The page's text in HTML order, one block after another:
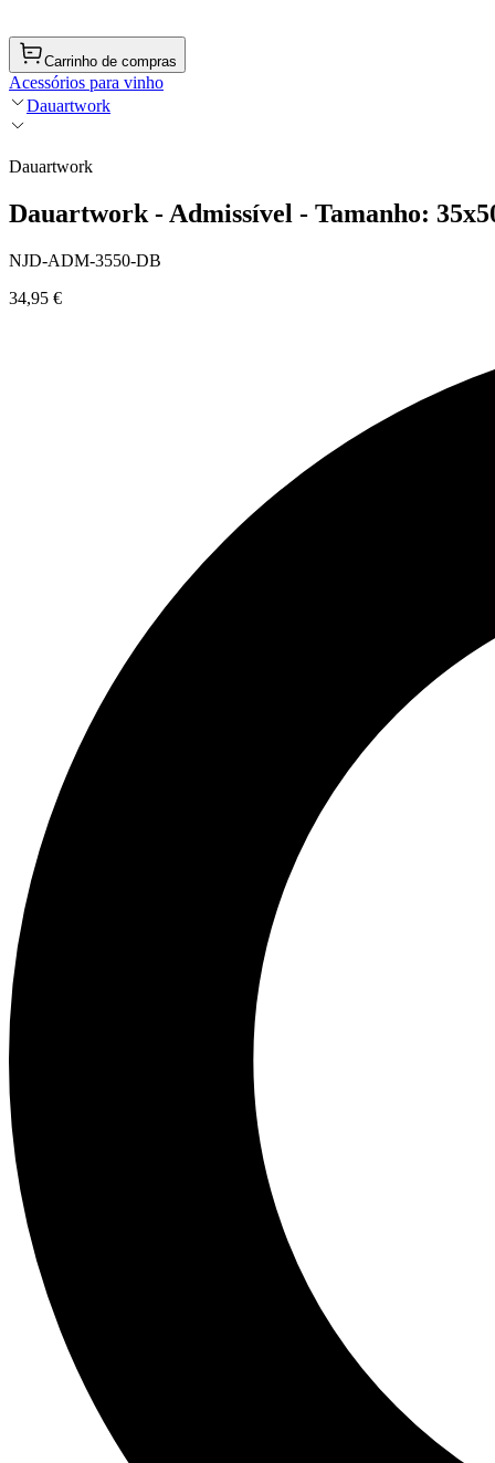
Carrinho de compras
Acessórios para vinho
Dauartwork
Dauartwork
Dauartwork - Admissível - Tamanho:
NJD-ADM-3550-DB
34,95 €